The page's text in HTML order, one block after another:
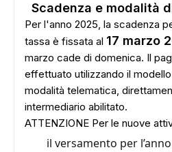
Scadenza e modalità
Per l'anno 2025, la scadenza
tassa è fissata al 17 marzo
marzo cade di domenica. Il
effettuato utilizzando il
modalità telematica,
intermediario abilitato.
ATTENZIONE Per le nuove
il versamento per